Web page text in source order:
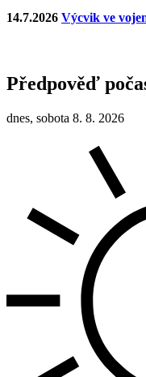
14.7.2026 Výcvik ve
Předpověď
dnes, sobota 8. 8. 2026